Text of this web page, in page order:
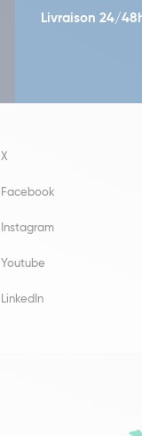
Livraison 24/
X
Facebook
Instagram
Youtube
LinkedIn